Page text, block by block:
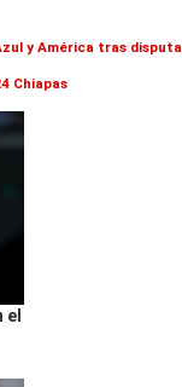
y América tras
Chiapas
el